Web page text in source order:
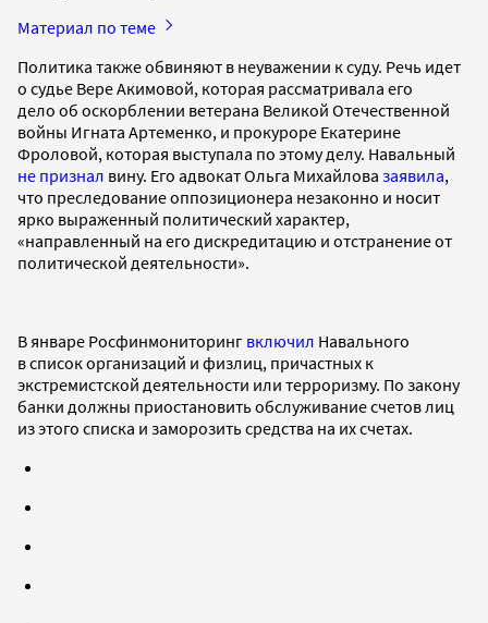
Материал по теме
Политика также обвиняют в неуважении к суду. Речь идет
о судье Вере Акимовой, которая рассматривала его
дело об оскорблении ветерана Великой Отечественной
войны Игната Артеменко, и прокуроре Екатерине
Фроловой, которая выступала по этому делу. Навальный
не признал вину. Его адвокат Ольга Михайлова заявила,
что преследование оппозиционера незаконно и носит
ярко выраженный политический характер,
«направленный на его дискредитацию и отстранение от
политической деятельности».
В январе Росфинмониторинг включил Навального
в список организаций и физлиц, причастных к
экстремистской деятельности или терроризму. По закону
банки должны приостановить обслуживание счетов лиц
из этого списка и заморозить средства на их счетах.